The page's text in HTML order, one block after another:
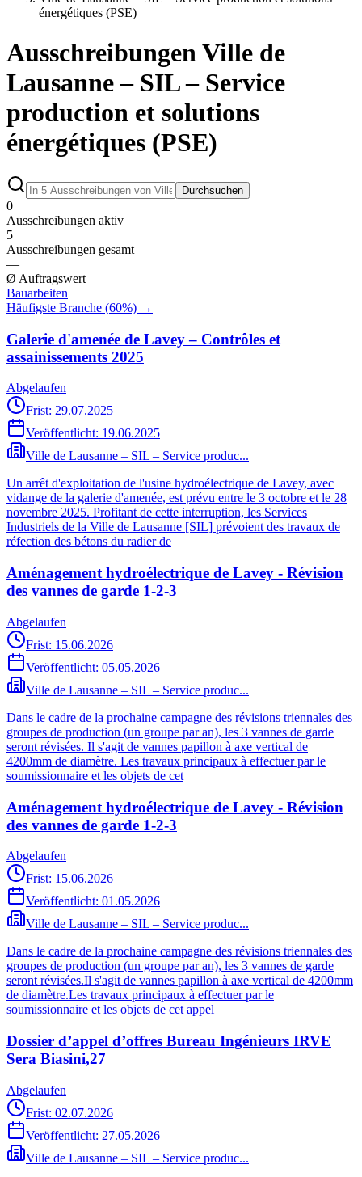
énergétiques (PSE)
Ausschreibungen Ville de
Lausanne – SIL – Service
production et solutions
énergétiques (PSE)
Durchsuchen
0
Ausschreibungen aktiv
5
Ausschreibungen gesamt
—
Ø Auftragswert
Bauarbeiten
Häufigste Branche (60%) →
Galerie d'amenée de Lavey – Contrôles et
assainissements 2025
Abgelaufen
Frist: 29.07.2025
Veröffentlicht: 19.06.2025
Ville de Lausanne – SIL – Service produc...
Un arrêt d'exploitation de l'usine hydroélectrique de Lavey, avec
vidange de la galerie d'amenée, est prévu entre le 3 octobre et le 28
novembre 2025. Profitant de cette interruption, les Services
Industriels de la Ville de Lausanne [SIL] prévoient des travaux de
réfection des bétons du radier de
Aménagement hydroélectrique de Lavey - Révision
des vannes de garde 1-2-3
Abgelaufen
Frist: 15.06.2026
Veröffentlicht: 05.05.2026
Ville de Lausanne – SIL – Service produc...
Dans le cadre de la prochaine campagne des révisions triennales des
groupes de production (un groupe par an), les 3 vannes de garde
seront révisées. Il s'agit de vannes papillon à axe vertical de
4200mm de diamètre. Les travaux principaux à effectuer par le
soumissionnaire et les objets de cet
Aménagement hydroélectrique de Lavey - Révision
des vannes de garde 1-2-3
Abgelaufen
Frist: 15.06.2026
Veröffentlicht: 01.05.2026
Ville de Lausanne – SIL – Service produc...
Dans le cadre de la prochaine campagne des révisions triennales des
groupes de production (un groupe par an), les 3 vannes de garde
seront révisées.Il s'agit de vannes papillon à axe vertical de 4200mm
de diamètre.Les travaux principaux à effectuer par le
soumissionnaire et les objets de cet appel
Dossier d’appel d’offres Bureau Ingénieurs IRVE
Sera Biasini,27
Abgelaufen
Frist: 02.07.2026
Veröffentlicht: 27.05.2026
Ville de Lausanne – SIL – Service produc...